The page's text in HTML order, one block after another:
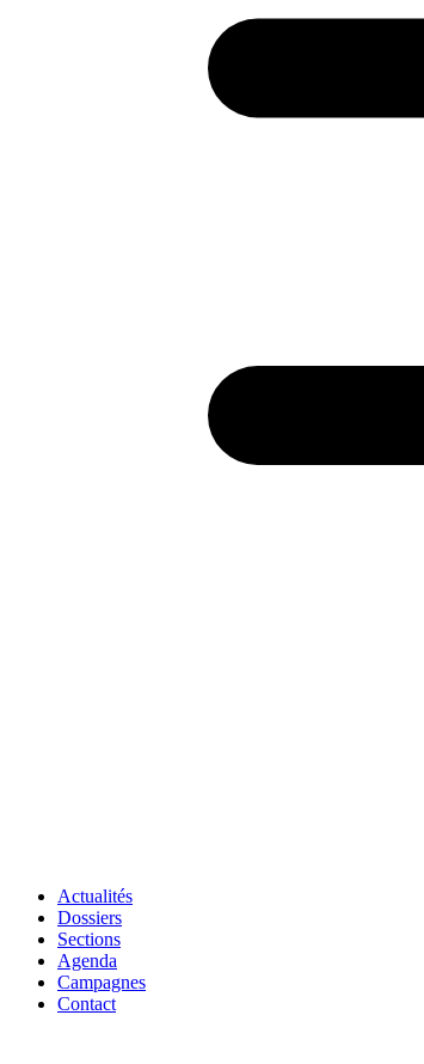
Actualités
Dossiers
Sections
Agenda
Campagnes
Contact